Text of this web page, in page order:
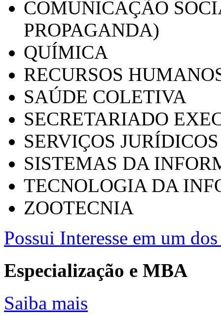
COMUNICAÇÃO
PROPAGANDA)
QUÍMICA
RECURSOS
SAÚDE COLETIVA
SECRETARIADO
SERVIÇOS
SISTEMAS DA
TECNOLOGIA DA
ZOOTECNIA
Possui Interesse em um
Especialização e MBA
Saiba mais